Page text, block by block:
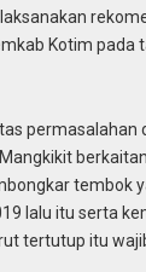
Kotim pada
permasalahan
tembok
lalu itu serta
tertutup itu